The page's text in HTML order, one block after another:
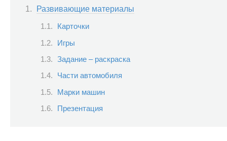
Развивающие материалы
Карточки
Игры
Задание – раскраска
Части автомобиля
Марки машин
Презентация